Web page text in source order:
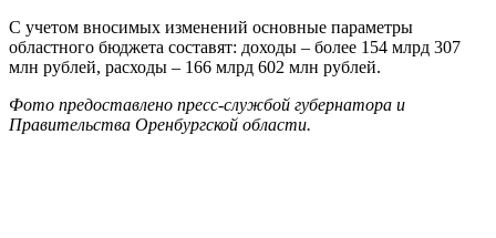
С учетом вносимых изменений основные параметры
областного бюджета составят: доходы – более 154 млрд 307
млн рублей, расходы – 166 млрд 602 млн рублей.
Фото предоставлено пресс-службой губернатора и
Правительства Оренбургской области.